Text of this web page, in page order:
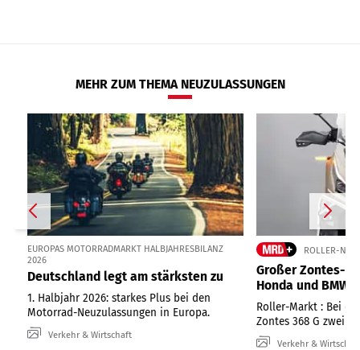
MEHR ZUM THEMA NEUZULASSUNGEN
EUROPAS MOTORRADMARKT HALBJAHRESBILANZ
2026
Deutschland legt am stärksten zu
1. Halbjahr 2026: starkes Plus bei den
Motorrad-Neuzulassungen in Europa.
Verkehr & Wirtschaft
ROLLER-
Großer Zontes-
Honda und BMW
Roller-Markt : Bei
Zontes 368 G zwei
Verkehr &